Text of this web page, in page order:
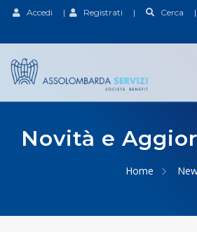
Accedi | Registrati | Cerca |
Novità e
Home